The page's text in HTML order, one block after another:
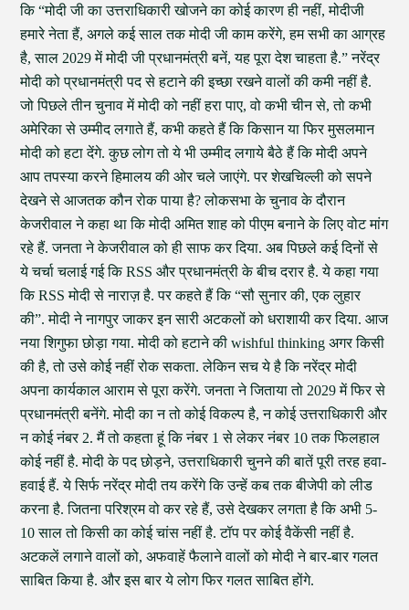
कि “मोदी जी का उत्तराधिकारी खोजने का कोई कारण ही नहीं, मोदीजी
हमारे नेता हैं, अगले कई साल तक मोदी जी काम करेंगे, हम सभी का आग्रह
है, साल 2029 में मोदी जी प्रधानमंत्री बनें, यह पूरा देश चाहता है.” नरेंद्र
मोदी को प्रधानमंत्री पद से हटाने की इच्छा रखने वालों की कमी नहीं है.
जो पिछले तीन चुनाव में मोदी को नहीं हरा पाए, वो कभी चीन से, तो कभी
अमेरिका से उम्मीद लगाते हैं, कभी कहते हैं कि किसान या फिर मुसलमान
मोदी को हटा देंगे. कुछ लोग तो ये भी उम्मीद लगाये बैठे हैं कि मोदी अपने
आप तपस्या करने हिमालय की ओर चले जाएंगे. पर शेखचिल्ली को सपने
देखने से आजतक कौन रोक पाया है? लोकसभा के चुनाव के दौरान
केजरीवाल ने कहा था कि मोदी अमित शाह को पीएम बनाने के लिए वोट मांग
रहे हैं. जनता ने केजरीवाल को ही साफ कर दिया. अब पिछले कई दिनों से
ये चर्चा चलाई गई कि RSS और प्रधानमंत्री के बीच दरार है. ये कहा गया
कि RSS मोदी से नाराज़ है. पर कहते हैं कि “सौ सुनार की, एक लुहार
की”. मोदी ने नागपुर जाकर इन सारी अटकलों को धराशायी कर दिया. आज
नया शिगुफा छोड़ा गया. मोदी को हटाने की wishful thinking अगर किसी
की है, तो उसे कोई नहीं रोक सकता. लेकिन सच ये है कि नरेंद्र मोदी
अपना कार्यकाल आराम से पूरा करेंगे. जनता ने जिताया तो 2029 में फिर से
प्रधानमंत्री बनेंगे. मोदी का न तो कोई विकल्प है, न कोई उत्तराधिकारी और
न कोई नंबर 2. मैं तो कहता हूं कि नंबर 1 से लेकर नंबर 10 तक फिलहाल
कोई नहीं है. मोदी के पद छोड़ने, उत्तराधिकारी चुनने की बातें पूरी तरह हवा-
हवाई हैं. ये सिर्फ नरेंद्र मोदी तय करेंगे कि उन्हें कब तक बीजेपी को लीड
करना है. जितना परिश्रम वो कर रहे हैं, उसे देखकर लगता है कि अभी 5-
10 साल तो किसी का कोई चांस नहीं है. टॉप पर कोई वैकेंसी नहीं है.
अटकलें लगाने वालों को, अफवाहें फैलाने वालों को मोदी ने बार-बार गलत
साबित किया है. और इस बार ये लोग फिर गलत साबित होंगे.